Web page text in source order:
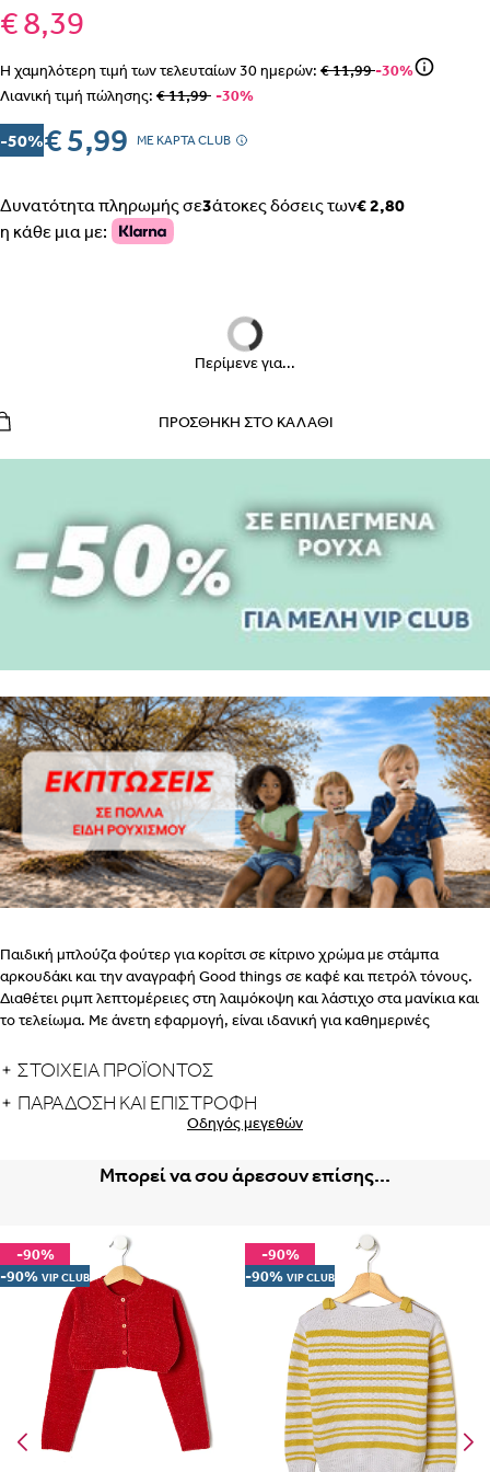
€ 8,39
Η χαμηλότερη τιμή των τελευταίων30ημερών: € 11,99-30%
Λιανική τιμή πώλησης: € 11,99 -30%
-50%€ 5,99 MΕ ΚΑΡΤΑ CLUB
Δυνατότητα πληρωμής σε3άτοκες δόσεις των€ 2,80
η κάθε μια με:
Περίμενε για...
ΠΡΟΣΘΉΚΗ ΣΤΟ ΚΑΛΆΘΙ
Παιδική μπλούζα φούτερ για κορίτσι σε κίτρινο χρώμα με στάμπα
αρκουδάκι και την αναγραφή Good things σε καφέ και πετρόλ τόνους.
Διαθέτει ριμπ λεπτομέρειες στη λαιμόκοψη και λάστιχο στα μανίκια και
το τελείωμα. Με άνετη εφαρμογή, είναι ιδανική για καθημερινές
ΣΤΟΙΧΕΙΑ ΠΡΟΪΟΝΤΟΣ
ΠΑΡΆΔΟΣΗ ΚΑΙ ΕΠΙΣΤΡΟΦΉ
Οδηγός μεγεθών
ΒΗΜΑ 1
ΒΗΜΑ 2
ΕΣΩΡΟΥΧΑ ΕΓΚΥΜΟΣΥΝΗΣ – ΣΛΙΠ, ΖΩΝΗ, ΚΟΡΣΕΣ
ΕΣΩΡΟΥΧΑ ΓΙΑ ΜΕΤΑ ΤΟΝ ΤΟΚΕΤΟ – ΤΟ ΣΟΥΤΙΕΝΠΩΣ
ΒΗΜΑ 2
ΒΗΜΑ 1
ΒΗΜΑ 2
ΕΣΩΡΟΥΧΑ ΓΙΑ ΜΕΤΑ ΤΟΝ
ΤΟΚΕΤΟ – ΣΛΙΠ, ΖΩΝΗ, ΚΟΡΣΕΣ
ΠΑΙΡΝΟΥΜΕ ΤΑ ΜΕΤΡΑΒΗΜΑ 1
2
Μπορεί να σου άρεσουν επίσης...
-90%
-90% VIP CLUB
-90%
-90% VIP CLUB
Albania Armenia
Portugal